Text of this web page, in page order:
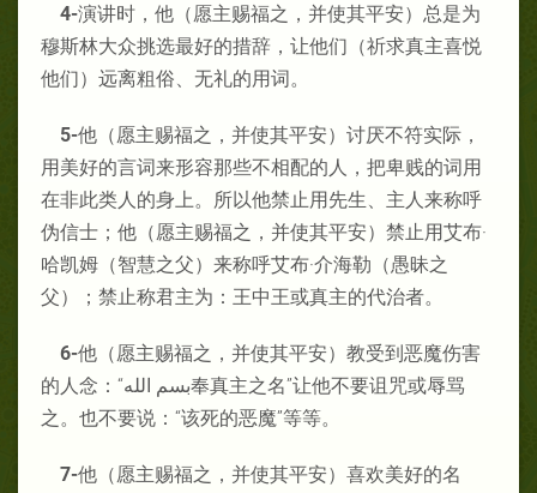
4-演讲时，他（愿主赐福之，并使其平安）总是为
穆斯林大众挑选最好的措辞，让他们（祈求真主喜悦
他们）远离粗俗、无礼的用词。
5-他（愿主赐福之，并使其平安）讨厌不符实际，
用美好的言词来形容那些不相配的人，把卑贱的词用
在非此类人的身上。所以他禁止用先生、主人来称呼
伪信士；他（愿主赐福之，并使其平安）禁止用艾布·
哈凯姆（智慧之父）来称呼艾布·介海勒（愚昧之
父）；禁止称君主为：王中王或真主的代治者。
6-他（愿主赐福之，并使其平安）教受到恶魔伤害
的人念：“بسم الله奉真主之名”让他不要诅咒或辱骂
之。也不要说：“该死的恶魔”等等。
7-他（愿主赐福之，并使其平安）喜欢美好的名